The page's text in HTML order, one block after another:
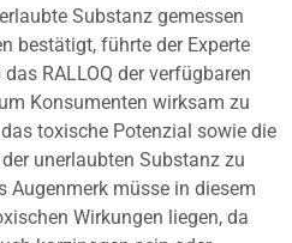
Substanz gemessen
bestätigt, führte der Experte
RALLOQ der verfügbaren
Konsumenten wirksam zu
toxische Potenzial sowie die
unerlaubten Substanz zu
Augenmerk müsse in diesem
Wirkungen liegen, da